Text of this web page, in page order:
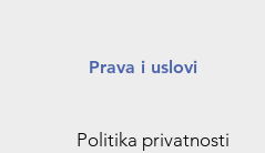
Prava i uslovi
Politika privatnosti